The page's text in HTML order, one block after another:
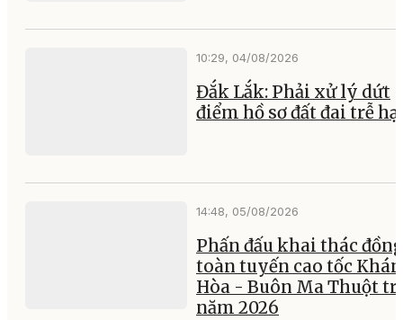
10:29, 04/08/2026
Đắk Lắk: Phải xử lý dứt
điểm hồ sơ đất đai trễ
14:48, 05/08/2026
Phấn đấu khai thác
toàn tuyến cao tốc
Hòa - Buôn Ma Thuột
năm 2026